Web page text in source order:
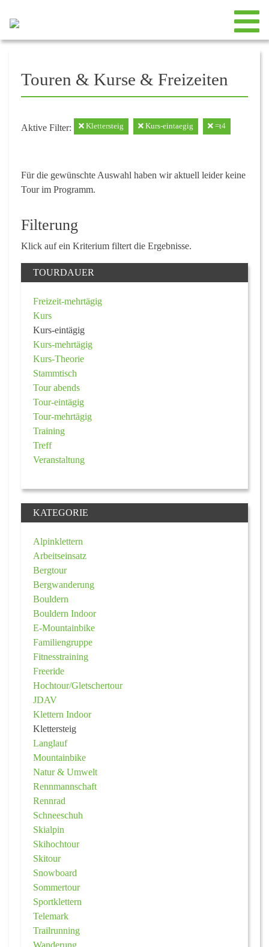
Touren & Kurse & Freizeiten
Aktive Filter: Klettersteig Kurs-eintaegig =t4
Für die gewünschte Auswahl haben wir aktuell leider keine
Tour im Programm.
Filterung
Klick auf ein Kriterium filtert die Ergebnisse.
TOURDAUER
Freizeit-mehrtägig
Kurs
Kurs-eintägig
Kurs-mehrtägig
Kurs-Theorie
Stammtisch
Tour abends
Tour-eintägig
Tour-mehrtägig
Training
Treff
Veranstaltung
KATEGORIE
Alpinklettern
Arbeitseinsatz
Bergtour
Bergwanderung
Bouldern
Bouldern Indoor
E-Mountainbike
Familiengruppe
Fitnesstraining
Freeride
Hochtour/Gletschertour
JDAV
Klettern Indoor
Klettersteig
Langlauf
Mountainbike
Natur & Umwelt
Rennmannschaft
Rennrad
Schneeschuh
Skialpin
Skihochtour
Skitour
Snowboard
Sommertour
Sportklettern
Telemark
Trailrunning
Wanderung